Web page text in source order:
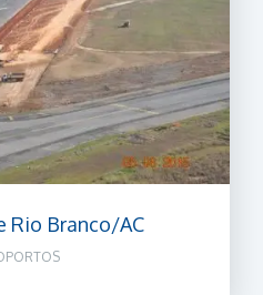
Rio Branco/AC